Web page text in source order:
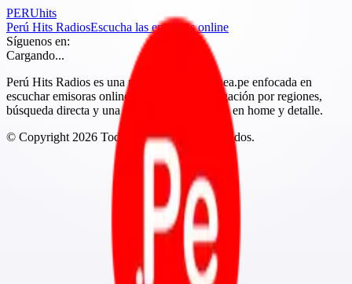
PERUhits
Perú Hits RadiosEscucha las emisoras online
Síguenos en:
Cargando...
Perú Hits Radios es una marca de Peruenlinea.pe enfocada en
escuchar emisoras online del Perú con navegación por regiones,
búsqueda directa y una experiencia más clara en home y detalle.
© Copyright 2026 Todos los derechos reservados.